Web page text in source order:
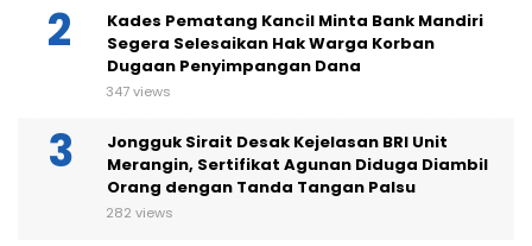
Kades Pematang Kancil Minta Bank Mandiri
Segera Selesaikan Hak Warga Korban
Dugaan Penyimpangan Dana
347 views
Jongguk Sirait Desak Kejelasan BRI Unit
Merangin, Sertifikat Agunan Diduga Diambil
Orang dengan Tanda Tangan Palsu
282 views